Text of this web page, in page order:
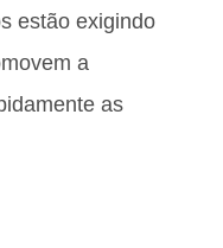
estão exigindo
a
as